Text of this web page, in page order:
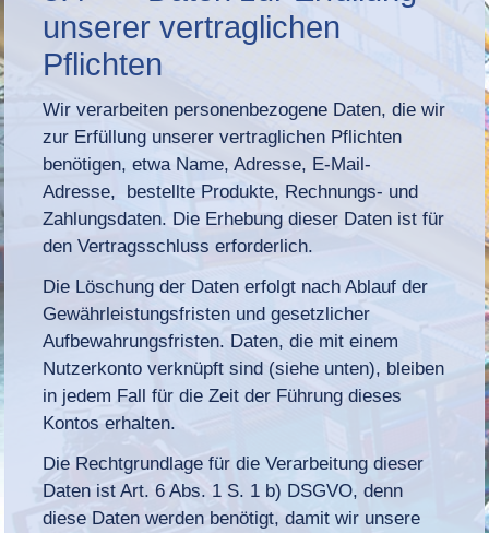
unserer vertraglichen
Pflichten
Wir verarbeiten personenbezogene Daten, die wir
zur Erfüllung unserer vertraglichen Pflichten
benötigen, etwa Name, Adresse, E-Mail-
Adresse, bestellte Produkte, Rechnungs- und
Zahlungsdaten. Die Erhebung dieser Daten ist für
den Vertragsschluss erforderlich.
Die Löschung der Daten erfolgt nach Ablauf der
Gewährleistungsfristen und gesetzlicher
Aufbewahrungsfristen. Daten, die mit einem
Nutzerkonto verknüpft sind (siehe unten), bleiben
in jedem Fall für die Zeit der Führung dieses
Kontos erhalten.
Die Rechtgrundlage für die Verarbeitung dieser
Daten ist Art. 6 Abs. 1 S. 1 b) DSGVO, denn
diese Daten werden benötigt, damit wir unsere